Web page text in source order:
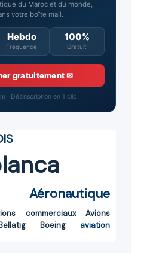
du Maroc et du monde,
votre boîte mail.
Hebdo
Fréquence
100%
Gratuit
gratuitement ✉
· Désinscription en 1 clic
Aéronautique
commerciaux
Avions
Boeing
aviation